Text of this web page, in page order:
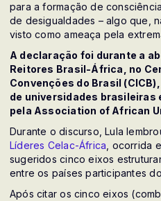
para a formação de
de desigualdades – algo que,
visto como ameaça pela
A declaração foi durante a
Reitores Brasil-África, no
Convenções do Brasil
de universidades brasileiras
pela Association of African
Durante o discurso, Lula
Líderes Celac-África , ocorrida
sugeridos cinco eixos
entre os países participantes
Após citar os cinco eixos